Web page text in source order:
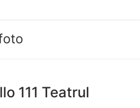
Caută după:
111 Teatrul